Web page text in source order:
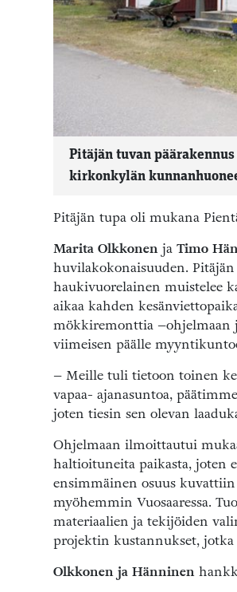
Pitäjän tuvan
kirkonkylän
Pitäjän tupa oli mukana
Marita Olkkonen ja Timo
huvilakokonaisuuden.
haukivuorelainen muistelee
aikaa kahden
mökkiremonttia –ohjelmaan
viimeisen päälle
– Meille tuli tietoon toinen
vapaa- ajanasuntoa,
joten tiesin sen olevan
Ohjelmaan ilmoittautui
haltioituneita paikasta, joten
ensimmäinen osuus
myöhemmin Vuosaaressa.
materiaalien ja tekijöiden
projektin kustannukset,
Olkkonen ja Hänninen